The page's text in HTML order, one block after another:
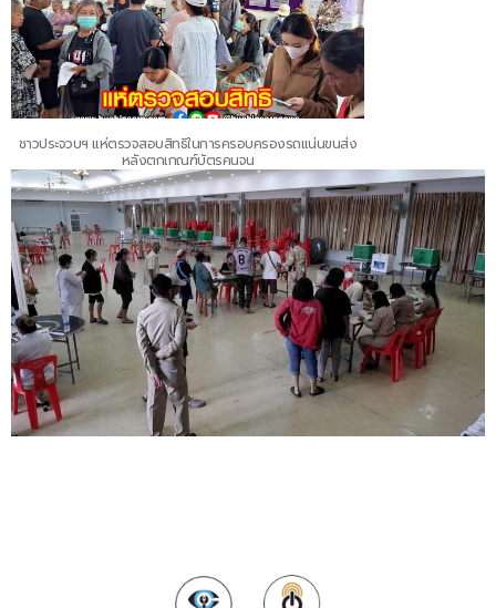
ชาวประจวบฯ แห่ตรวจสอบสิทธิในการครอบครองรถแน่นขนส่ง
หลังตกเกณฑ์บัตรคนจน